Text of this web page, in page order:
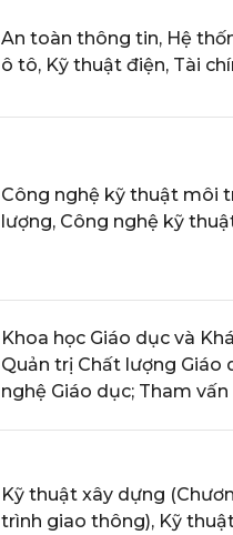
An toàn thông tin, Hệ
ô tô, Kỹ thuật điện, Tài
Công nghệ kỹ thuật môi
lượng, Công nghệ kỹ
Khoa học Giáo dục và
Quản trị Chất lượng Giáo
nghệ Giáo dục; Tham
Kỹ thuật xây dựng
trình giao thông), Kỹ